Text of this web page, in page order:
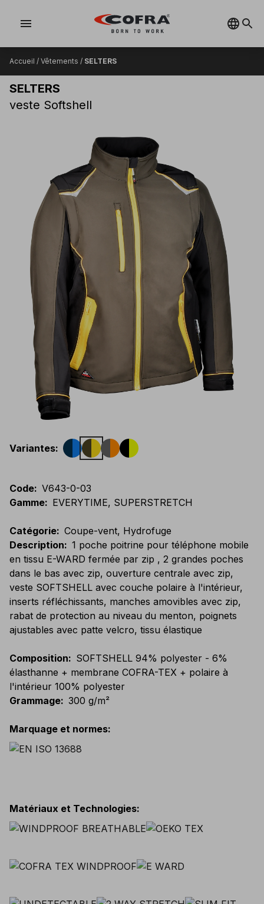
menu
Accueil / Vêtements / SELTERS
SELTERS
veste Softshell
Variantes:
Code: V643-0-03
Gamme: EVERYTIME, SUPERSTRETCH
Catégorie: Coupe-vent, Hydrofuge
Description: 1 poche poitrine pour téléphone mobile
en tissu E-WARD fermée par zip , 2 grandes poches
dans le bas avec zip, ouverture centrale avec zip,
veste SOFTSHELL avec couche polaire à l'intérieur,
inserts réfléchissants, manches amovibles avec zip,
rabat de protection au niveau du menton, poignets
ajustables avec patte velcro, tissu élastique
Composition: SOFTSHELL 94% polyester - 6%
élasthanne + membrane COFRA-TEX + polaire à
l'intérieur 100% polyester
Grammage: 300 g/m²
Marquage et normes:
Matériaux et Technologies: